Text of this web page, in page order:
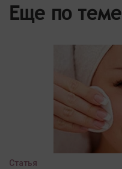
Еще по теме
Статья